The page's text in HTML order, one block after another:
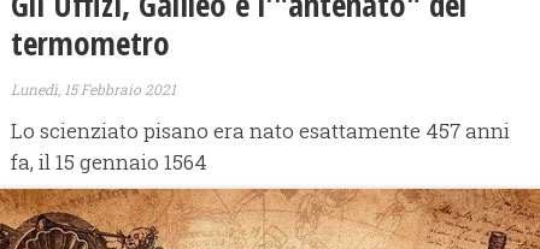
termometro
Lunedì, 15 Febbraio 2021
Lo scienziato pisano era nato esattamente 457 anni
fa, il 15 gennaio 1564